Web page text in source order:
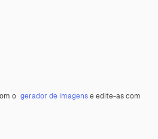
o gerador de imagense edite-as com